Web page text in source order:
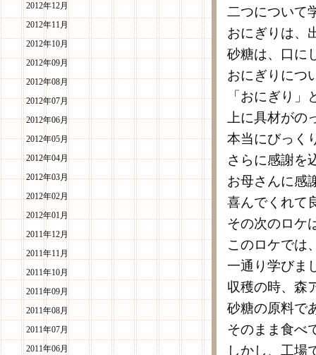
2012年12月
2012年11月
2012年10月
2012年09月
2012年08月
2012年07月
2012年06月
2012年05月
2012年04月
2012年03月
2012年02月
2012年01月
2011年12月
2011年11月
2011年10月
2011年09月
2011年08月
2011年07月
2011年06月
二つについて
おにぎりは、
砂糖は、口に
おにぎりにつ
「おにぎり
上に具材が
本当にびっく
さらに感謝を
お母さんに感
喜んでくれて
その次のロケ
このロケでは
一通り学びま
収穫の時、森
砂糖の原料で
そのまま食べ
しかし、工場